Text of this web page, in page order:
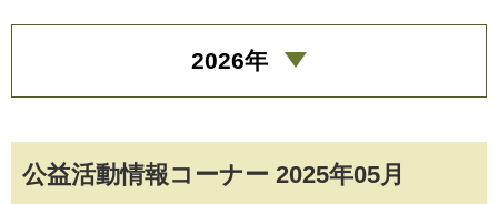
公益活動情報コーナー 2025年05月
2026年